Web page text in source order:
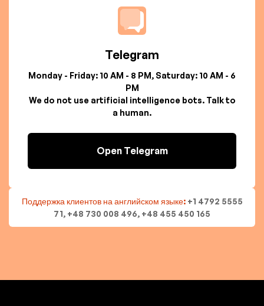
Telegram
Monday - Friday: 10 AM - 8 PM, Saturday: 10 AM - 6
PM
We do not use artificial intelligence bots. Talk to
a human.
Open Telegram
Поддержка клиентов на английском языке: +1 4792 5555
71, +48 730 008 496, +48 455 450 165